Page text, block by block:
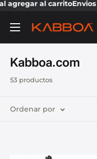
al carritoEnvios
Kabboa.com
53 productos
Ordenar por